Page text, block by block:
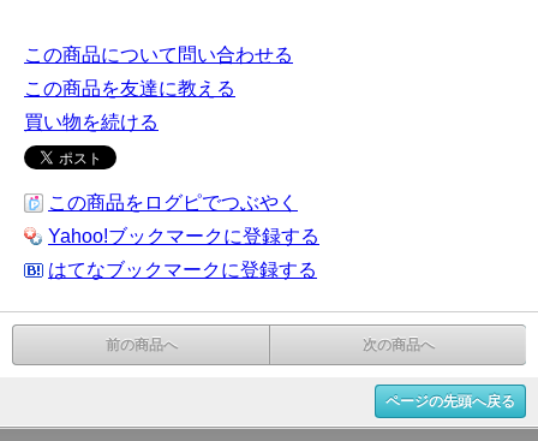
この商品について問い合わせる
この商品を友達に教える
買い物を続ける
この商品をログピでつぶやく
Yahoo!ブックマークに登録する
はてなブックマークに登録する
前の商品へ 次の商品へ
ページの先頭へ戻る